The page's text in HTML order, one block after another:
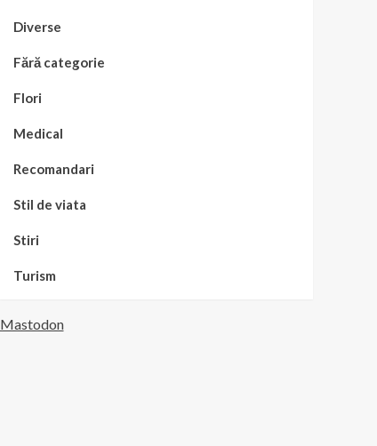
Diverse
Fără categorie
Flori
Medical
Recomandari
Stil de viata
Stiri
Turism
Mastodon